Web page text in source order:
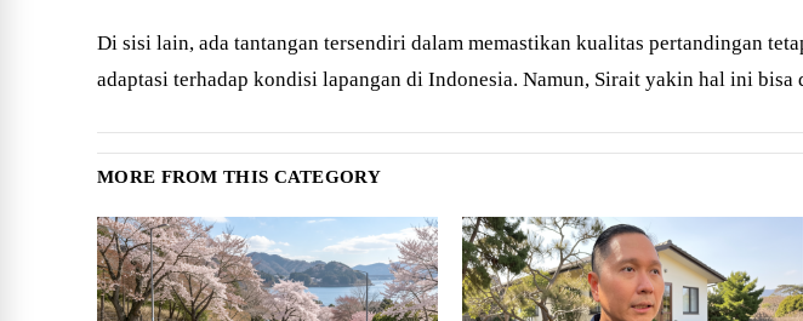
Di sisi lain, ada tantangan tersendiri dalam memastikan kualitas pertandingan
adaptasi terhadap kondisi lapangan di Indonesia. Namun, Sirait yakin hal ini bisa
MORE FROM THIS CATEGORY